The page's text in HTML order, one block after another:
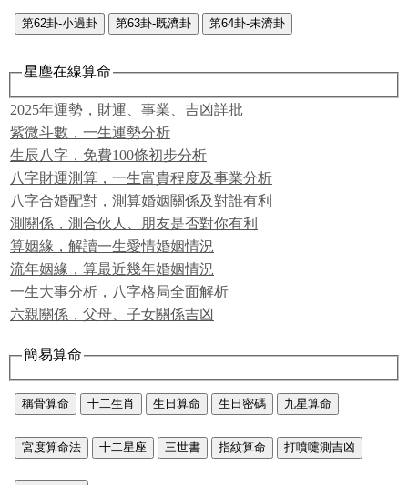
第62卦-小過卦 第63卦-既濟卦 第64卦-未濟卦
星塵在線算命
2025年運勢，財運、事業、吉凶詳批
紫微斗數，一生運勢分析
生辰八字，免費100條初步分析
八字財運測算，一生富貴程度及事業分析
八字合婚配對，測算婚姻關係及對誰有利
測關係，測合伙人、朋友是否對你有利
算姻緣，解讀一生愛情婚姻情況
流年姻緣，算最近幾年婚姻情況
一生大事分析，八字格局全面解析
六親關係，父母、子女關係吉凶
簡易算命
稱骨算命 十二生肖 生日算命 生日密碼 九星算命
宮度算命法 十二星座 三世書 指紋算命 打噴嚏測吉凶